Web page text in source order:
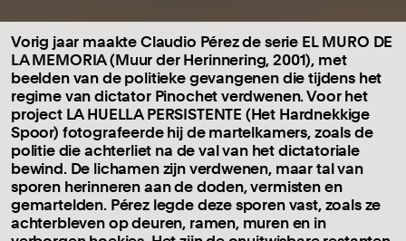
Vorig jaar maakte Claudio Pérez de serie EL MURO DE
LA MEMORIA (Muur der Herinnering, 2001), met
beelden van de politieke gevangenen die tijdens het
regime van dictator Pinochet verdwenen. Voor het
project LA HUELLA PERSISTENTE (Het Hardnekkige
Spoor) fotografeerde hij de martelkamers, zoals de
politie die achterliet na de val van het dictatoriale
bewind. De lichamen zijn verdwenen, maar tal van
sporen herinneren aan de doden, vermisten en
gemartelden. Pérez legde deze sporen vast, zoals ze
achterbleven op deuren, ramen, muren en in